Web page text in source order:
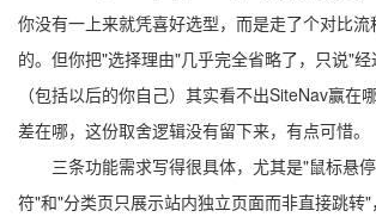
你没有一上来就凭喜好选型，而是走了个对比流
的。但你把"选择理由"几乎完全省略了，只说"
（包括以后的你自己）其实看不出SiteNav赢在
差在哪，这份取舍逻辑没有留下来，有点可惜。
三条功能需求写得很具体，尤其是"鼠标悬
符"和"分类页只展示站内独立页面而非直接跳转